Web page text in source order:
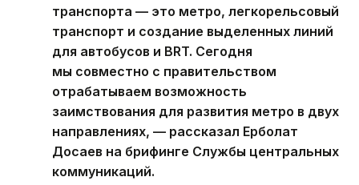
транспорта — это метро, легкорельсовый
транспорт и создание выделенных линий
для автобусов и BRT. Сегодня
мы совместно с правительством
отрабатываем возможность
заимствования для развития метро в двух
направлениях, — рассказал Ерболат
Досаев на брифинге Службы центральных
коммуникаций.